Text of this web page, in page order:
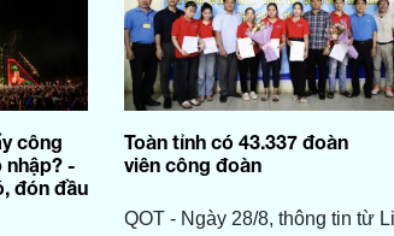
công
nhập? -
đón đầu
Toàn tỉnh có 43.337 đoàn
viên công đoàn
QOT - Ngày 28/8, thông tin từ